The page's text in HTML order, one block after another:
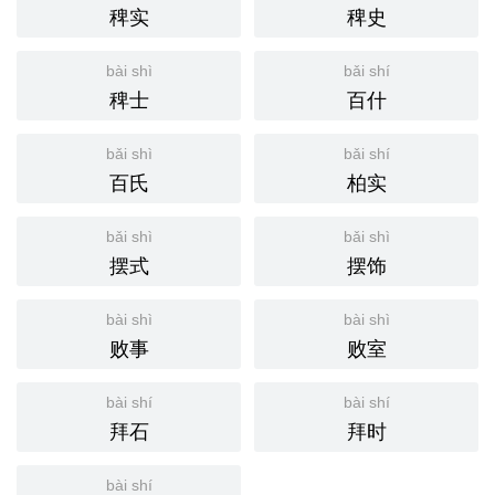
稗实 稗史
bài shì
稗士
bǎi shí
百什
bǎi shì
百氏
bǎi shí
柏实
bǎi shì
摆式
bǎi shì
摆饰
bài shì
败事
bài shì
败室
bài shí
拜石
bài shí
拜时
bài shí